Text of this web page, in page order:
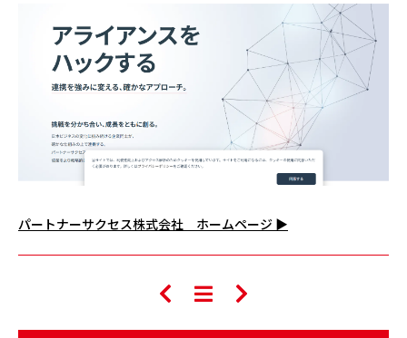
パートナーサクセス株式会社 ホームページ ▶